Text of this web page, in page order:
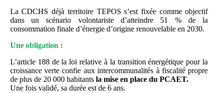
La CDCHS déjà territoire TEPOS s’est fixée comme objectif
dans un scénario volontariste d’atteindre 51 % de la
consommation finale d’énergie d’origine renouvelable en 2030.
Une obligation :
L’article 188 de la loi relative à la transition énergétique pour la
croissance verte confie aux intercommunalités à fiscalité propre
de plus de 20 000 habitants la mise en place du PCAET.
Une fois validé, sa durée est de 6 ans.